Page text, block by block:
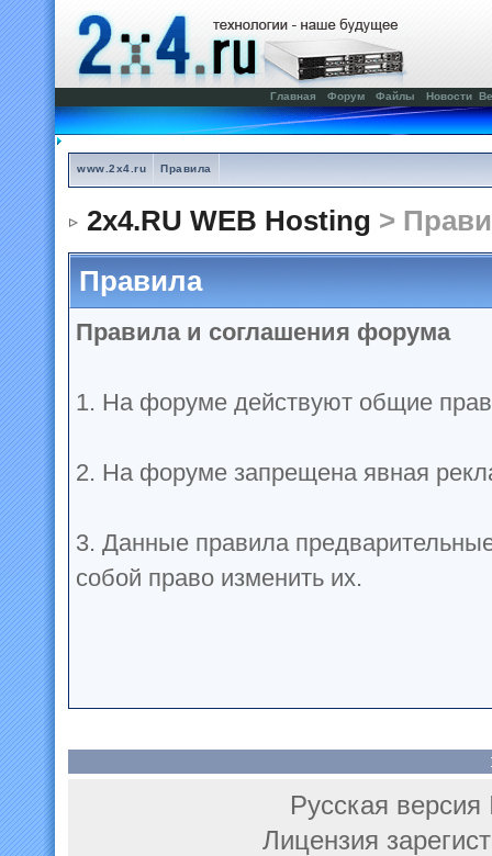
Главная Форум Файлы Новости
www.2x4.ru Правила
2x4.RU WEB Hosting >
Правила
Правила и соглашения форума
1. На форуме действуют общие
2. На форуме запрещена явная
3. Данные правила
собой право изменить их.
Русская
Лицензия